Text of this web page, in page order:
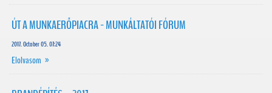
ÚT A MUNKAERŐPIACRA - MUNKÁLTATÓI FÓRUM
2017. October 05. 07:24
Elolvasom »